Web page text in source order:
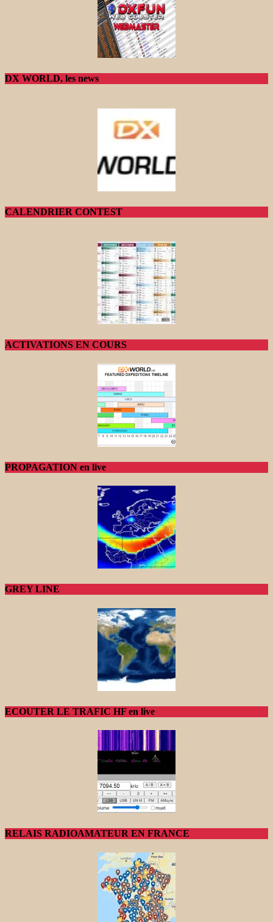
DX WORLD, les news
CALENDRIER CONTEST
ACTIVATIONS EN COURS
PROPAGATION en live
GREY LINE
ECOUTER LE TRAFIC HF en live
RELAIS RADIOAMATEUR EN FRANCE